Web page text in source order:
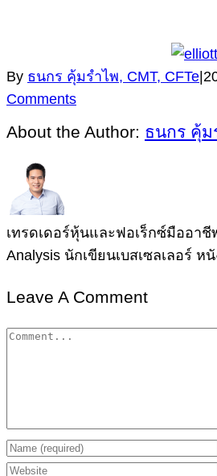
By ธนกร คุ้มรำไพ, CMT, CFTe
Comments
About the Author: ธนกร คุ้ม
เทรดเดอร์หุ้นและฟอเร็กซ์มืออา
Analysis นักเขียนเบสเซลเลอร์ ห
Leave A Comment
Comment